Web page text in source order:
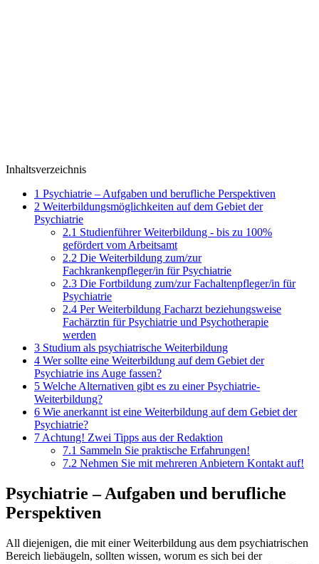
Inhaltsverzeichnis
1 Psychiatrie – Aufgaben und berufliche Perspektiven
2 Weiterbildungsmöglichkeiten auf dem Gebiet der
Psychiatrie
2.1 Studienführer Weiterbildung - bis zu 100%
gefördert vom Arbeitsamt
2.2 Die Weiterbildung zum/zur
Fachkrankenpfleger/in für Psychiatrie
2.3 Die Fortbildung zum/zur Fachaltenpfleger/in für
Psychiatrie
2.4 Per Weiterbildung Facharzt beziehungsweise
Fachärztin für Psychiatrie und Psychotherapie
werden
3 Studium als psychiatrische Weiterbildung
4 Wer sollte eine Weiterbildung auf dem Gebiet der
Psychiatrie ins Auge fassen?
5 Welche Alternativen gibt es zu einer Psychiatrie-
Weiterbildung?
6 Wie anerkannt ist eine Weiterbildung auf dem Gebiet der
Psychiatrie?
7 Achtung! Zwei Tipps aus der Redaktion
7.1 Sammeln Sie praktische Erfahrungen!
7.2 Nehmen Sie mit mehreren Anbietern Kontakt auf!
Psychiatrie – Aufgaben und berufliche
Perspektiven
All diejenigen, die mit einer Weiterbildung aus dem psychiatrischen
Bereich liebäugeln, sollten wissen, worum es sich bei der